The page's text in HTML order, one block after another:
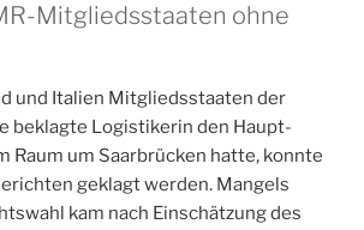
Mitgliedsstaaten ohne
und Italien Mitgliedsstaaten der
beklagte Logistikerin den Haupt-
Raum um Saarbrücken hatte, konnte
geklagt werden. Mangels
kam nach Einschätzung des